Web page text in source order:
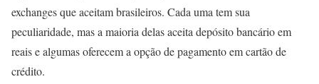
exchanges que aceitam brasileiros. Cada uma tem sua
peculiaridade, mas a maioria delas aceita depósito bancário em
reais e algumas oferecem a opção de pagamento em cartão de
crédito.